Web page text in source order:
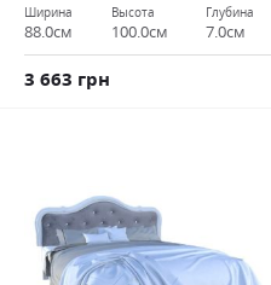
Ширина
88.0см
Высота
100.0см
Глубина
7.0см
3 663 грн